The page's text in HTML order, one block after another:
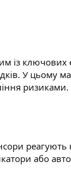
із ключових
У цьому
ризиками.
або